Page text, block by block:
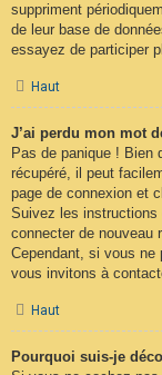
suppriment
de leur base de
essayez de participer
Haut
J’ai perdu mon mot
Pas de panique ! Bien
récupéré, il peut
page de connexion et
Suivez les instructions
connecter de nouveau
Cependant, si vous ne
vous invitons à
Haut
Pourquoi suis-je